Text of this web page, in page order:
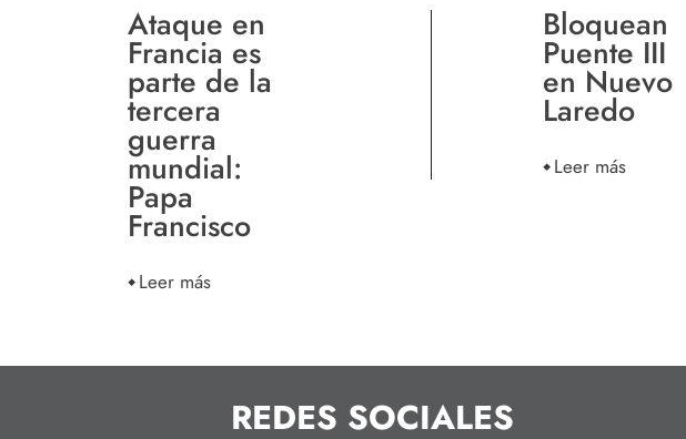
Ataque en
Francia es
parte de la
tercera
guerra
mundial:
Papa
Francisco
Leer más
Bloquean
Puente III
en Nuevo
Laredo
Leer más
REDES SOCIALES